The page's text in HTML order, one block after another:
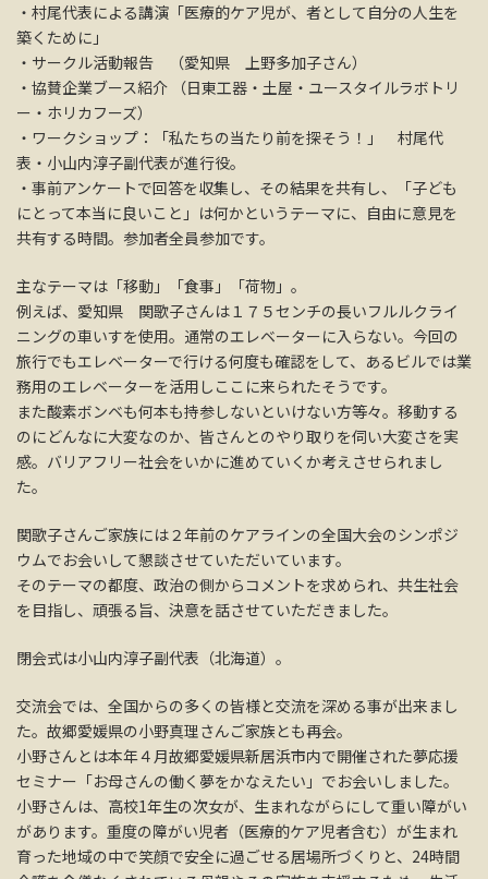
・村尾代表による講演「医療的ケア児が、者として自分の人生を
築くために」
・サークル活動報告 （愛知県 上野多加子さん）
・協賛企業ブース紹介 （日東工器・土屋・ユースタイルラボトリ
ー・ホリカフーズ）
・ワークショップ：「私たちの当たり前を探そう！」 村尾代
表・小山内淳子副代表が進行役。
・事前アンケートで回答を収集し、その結果を共有し、「子ども
にとって本当に良いこと」は何かというテーマに、自由に意見を
共有する時間。参加者全員参加です。
主なテーマは「移動」「食事」「荷物」。
例えば、愛知県 関歌子さんは１７５センチの長いフルルクライ
ニングの車いすを使用。通常のエレベーターに入らない。今回の
旅行でもエレベーターで行ける何度も確認をして、あるビルでは業
務用のエレベーターを活用しここに来られたそうです。
また酸素ボンベも何本も持参しないといけない方等々。移動する
のにどんなに大変なのか、皆さんとのやり取りを伺い大変さを実
感。バリアフリー社会をいかに進めていくか考えさせられまし
た。
関歌子さんご家族には２年前のケアラインの全国大会のシンポジ
ウムでお会いして懇談させていただいています。
そのテーマの都度、政治の側からコメントを求められ、共生社会
を目指し、頑張る旨、決意を話させていただきました。
閉会式は小山内淳子副代表（北海道）。
交流会では、全国からの多くの皆様と交流を深める事が出来まし
た。故郷愛媛県の小野真理さんご家族とも再会。
小野さんとは本年４月故郷愛媛県新居浜市内で開催された夢応援
セミナー「お母さんの働く夢をかなえたい」でお会いしました。
小野さんは、高校1年生の次女が、生まれながらにして重い障がい
があります。重度の障がい児者（医療的ケア児者含む）が生まれ
育った地域の中で笑顔で安全に過ごせる居場所づくりと、24時間